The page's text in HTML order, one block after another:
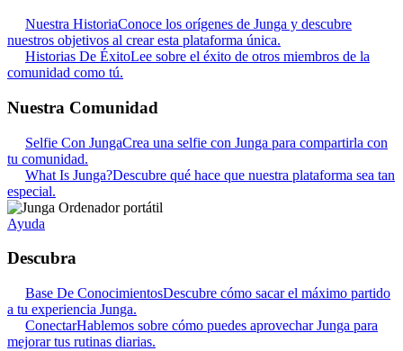
Nuestra HistoriaConoce los orígenes de Junga y descubre
nuestros objetivos al crear esta plataforma única.
Historias De ÉxitoLee sobre el éxito de otros miembros de la
comunidad como tú.
Nuestra Comunidad
Selfie Con JungaCrea una selfie con Junga para compartirla con
tu comunidad.
What Is Junga?Descubre qué hace que nuestra plataforma sea tan
especial.
Ayuda
Descubra
Base De ConocimientosDescubre cómo sacar el máximo partido
a tu experiencia Junga.
ConectarHablemos sobre cómo puedes aprovechar Junga para
mejorar tus rutinas diarias.